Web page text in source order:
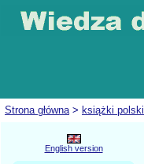
Strona główna> książki
English version